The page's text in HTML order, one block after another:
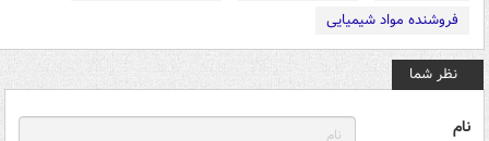
فروشنده مواد شیمیایی
نظر شما
نام